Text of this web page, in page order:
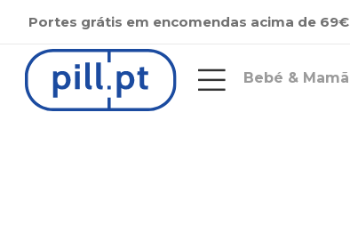
Portes grátis em encomendas acima de 69€
Bebé & Mamã